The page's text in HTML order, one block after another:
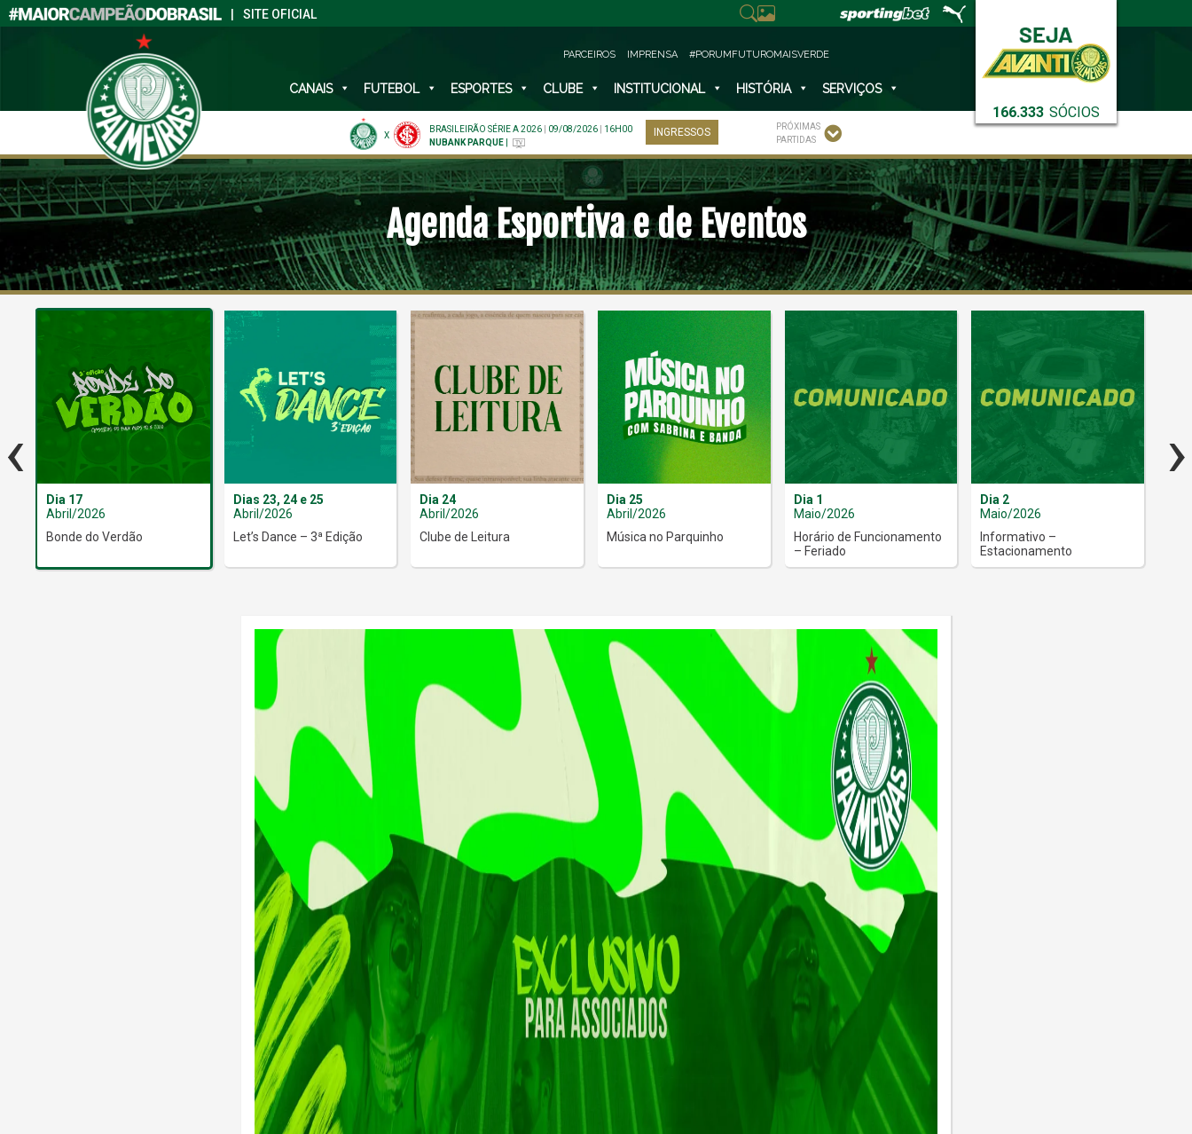
SITE OFICIAL
166.333 SÓCIOS
PARCEIROS IMPRENSA #PORUMFUTUROMAISVERDE
CANAIS FUTEBOL ESPORTES CLUBE INSTITUCIONAL HISTÓRIA SERVIÇOS
X
BRASILEIRÃO SÉRIE A 2026 09/08/2026
16H00
NUBANK PARQUE
INGRESSOS
PRÓXIMAS
PARTIDAS
Agenda Esportiva e de Eventos
Dia 17
Abril/2026
Bonde do Verdão
Dias 23, 24 e 25
Abril/2026
Let’s Dance – 3ª Edição
Dia 24
Abril/2026
Clube de Leitura
Dia 25
Abril/2026
Música no Parquinho
Dia 1
Maio/2026
Horário de Funcionamento
– Feriado
Dia 2
Maio/2026
Informativo –
Estacionamento
‹ ›